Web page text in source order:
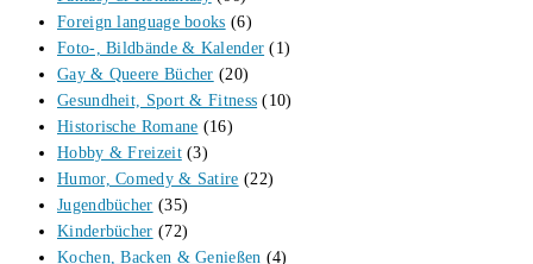
Foreign language books (6)
Foto-, Bildbände & Kalender (1)
Gay & Queere Bücher (20)
Gesundheit, Sport & Fitness (10)
Historische Romane (16)
Hobby & Freizeit (3)
Humor, Comedy & Satire (22)
Jugendbücher (35)
Kinderbücher (72)
Kochen, Backen & Genießen (4)